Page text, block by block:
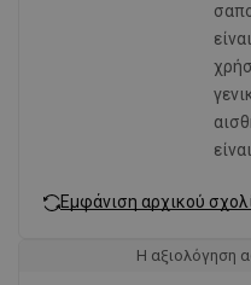
είναι
Εμφάνιση αρχικού
Η αξιολόγηση